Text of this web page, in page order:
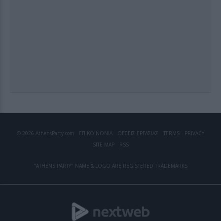
© 2026 AthensParty.com ΕΠΙΚΟΙΝΩΝΙΑ ΘΕΣΕΙΣ ΕΡΓΑΣΙΑΣ TERMS
PRIVACY
SITE MAP
RSS
"ATHENS PARTY" NAME & LOGO ARE REGISTERED TRADEMARKS